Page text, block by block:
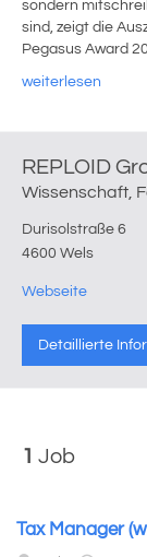
sondern
sind, zeigt die
Pegasus Award
weiterlesen
REPLOID
Wissenschaft,
Durisolstraße 6
4600 Wels
Webseite
Detaillierte
1 Job
Tax Manager